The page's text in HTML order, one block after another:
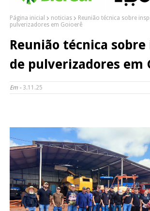
Página inicial noticias
Reunião técnica sobre
pulverizadores em Goioerê
Reunião técnica sobre
de pulverizadores em
Em - 3.11.25